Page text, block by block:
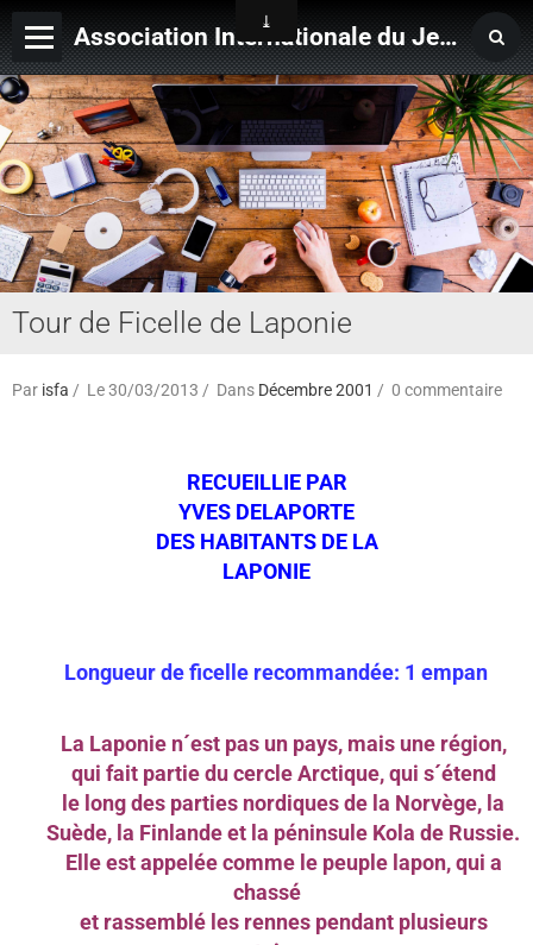
Association Internationale du Jeu de Ficelle
Page d'accueil
Derniers ajouts
Tour de Ficelle de Laponie
Par isfa Le 30/03/2013 Dans Décembre 2001 0 commentaire
RECUEILLIE PAR
YVES DELAPORTE
DES HABITANTS DE LA
LAPONIE
Longueur de ficelle recommandée: 1 empan
La Laponie n´est pas un pays, mais une région,
qui fait partie du cercle Arctique, qui s´étend
le long des parties nordiques de la Norvège, la
Suède, la Finlande et la péninsule Kola de Russie.
Elle est appelée comme le peuple lapon, qui a
chassé
et rassemblé les rennes pendant plusieurs